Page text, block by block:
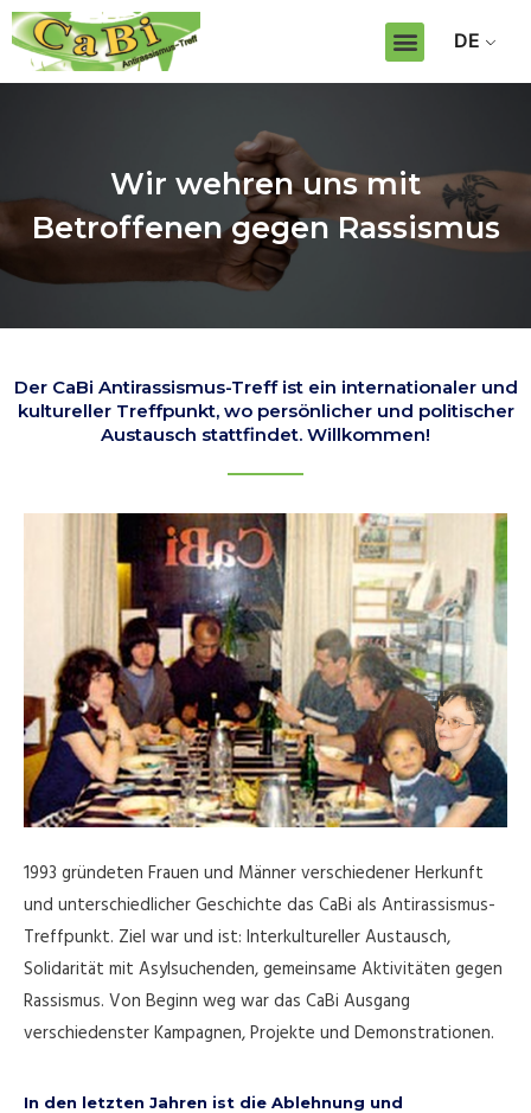
DE
Wir wehren uns mit
Betroffenen gegen Rassismus
Der CaBi Antirassismus-Treff ist ein internationaler und
kultureller Treffpunkt, wo persönlicher und politischer
Austausch stattfindet. Willkommen!
1993 gründeten Frauen und Männer verschiedener Herkunft
und unterschiedlicher Geschichte das CaBi als Antirassismus-
Treffpunkt. Ziel war und ist: Interkultureller Austausch,
Solidarität mit Asylsuchenden, gemeinsame Aktivitäten gegen
Rassismus. Von Beginn weg war das CaBi Ausgang
verschiedenster Kampagnen, Projekte und Demonstrationen.
In den letzten Jahren ist die Ablehnung und